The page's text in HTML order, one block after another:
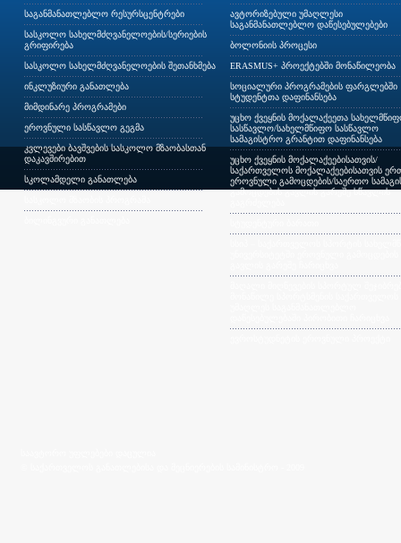
საგანმანათლებლო რესურსცენტრები
სასკოლო სახელმძღვანელოების/სერიების
გრიფირება
სასკოლო სახელმძღვანელოების შეთანხმება
ინკლუზიური განათლება
მიმდინარე პროგრამები
ეროვნული სასწავლო გეგმა
კვლევები ბავშვების სასკოლო მზაობასთან
დაკავშირებით
სკოლამდელი განათლება
ავტორიზებული უმაღლესი
საგანმანათლებლო დაწესებულებები
ბოლონიის პროცესი
ERASMUS+ პროექტებში მონაწილეობა
სოციალური პროგრამების ფარგლებში
სტუდენტთა დაფინანსება
უცხო ქვეყნის მოქალაქეეთა
სასწავლო/სახელმწიფო სასწავლო
სამაგისტრო გრანტით დაფინანსება
უცხო ქვეყნის მოქალაქეებისათვის/
საქართველოს მოქალაქეებისათვის
ეროვნული გამოცდების/საერთო
გამოცდების გავლის გარეშე სწავლის